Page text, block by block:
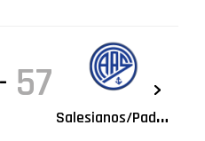
- 57
S
alesianos/Pad.Ribeiro